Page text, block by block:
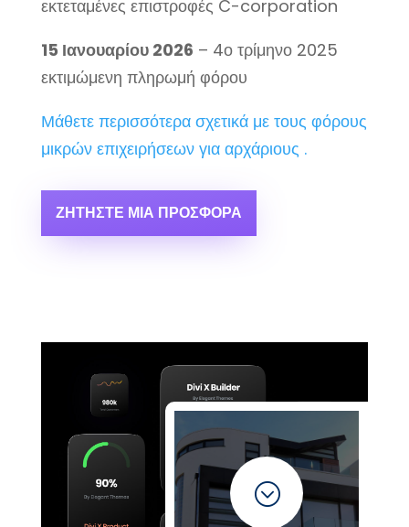
εκτεταμένες επιστροφές C-corporation
15 Ιανουαρίου 2026 – 4ο τρίμηνο 2025
εκτιμώμενη πληρωμή φόρου
Μάθετε περισσότερα σχετικά με τους φόρους
μικρών επιχειρήσεων για αρχάριους .
ΖΗΤΉΣΤΕ ΜΙΑ ΠΡΟΣΦΟΡΆ
;